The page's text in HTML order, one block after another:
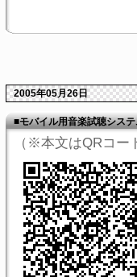
2005年05月26日
■モバイル用音楽試聴シス
（※本文はQRコー